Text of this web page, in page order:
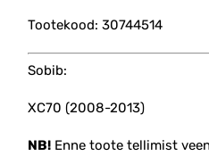
Tootekood: 30744514
Sobib:
XC70 (2008-2013)
NB! Enne toote tellimist